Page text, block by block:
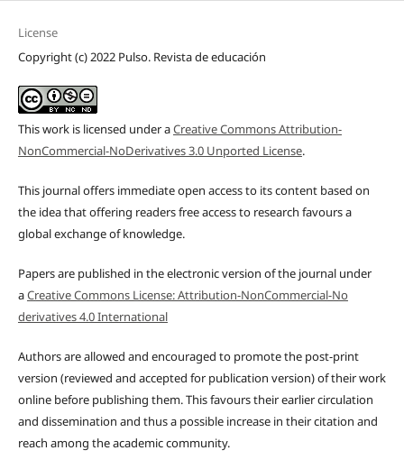
License
Copyright (c) 2022 Pulso. Revista de educación
This work is licensed under aCreative Commons Attribution-
NonCommercial-NoDerivatives 3.0 Unported License.
This journal offers immediate open access to its content based on
the idea that offering readers free access to research favours a
global exchange of knowledge.
Papers are published in the electronic version of the journal under
aCreative Commons License: Attribution-NonCommercial-No
derivatives 4.0 International
Authors are allowed and encouraged to promote the post-print
version (reviewed and accepted for publication version) of their work
online before publishing them. This favours their earlier circulation
and dissemination and thus a possible increase in their citation and
reach among the academic community.